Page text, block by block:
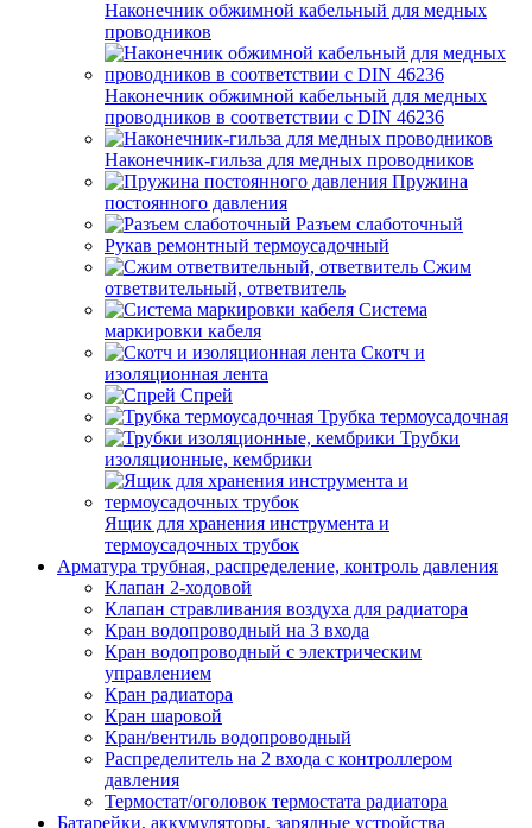
Наконечник обжимной кабельный для медных
проводников
Наконечник обжимной кабельный для медных
проводников в соответствии с DIN 46236
Наконечник-гильза для медных проводников
Пружина
постоянного давления
Разъем слаботочный
Рукав ремонтный термоусадочный
Сжим
ответвительный, ответвитель
Система
маркировки кабеля
Скотч и
изоляционная лента
Спрей
Трубка термоусадочная
Трубки
изоляционные, кембрики
Ящик для хранения инструмента и
термоусадочных трубок
Арматура трубная, распределение, контроль давления
Клапан 2-ходовой
Клапан стравливания воздуха для радиатора
Кран водопроводный на 3 входа
Кран водопроводный с электрическим
управлением
Кран радиатора
Кран шаровой
Кран/вентиль водопроводный
Распределитель на 2 входа с контроллером
давления
Термостат/оголовок термостата радиатора
Батарейки, аккумуляторы, зарядные устройства